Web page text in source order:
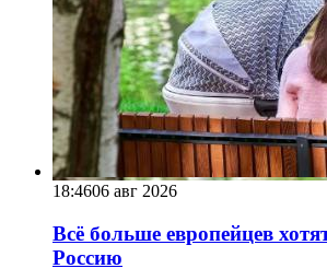
18:4606 авг 2026
Всё больше европейцев
Россию